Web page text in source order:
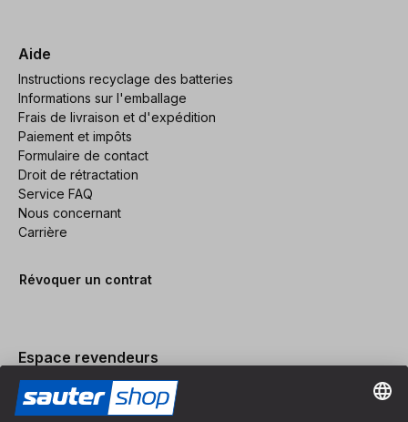
Aide
Instructions recyclage des batteries
Informations sur l'emballage
Frais de livraison et d'expédition
Paiement et impôts
Formulaire de contact
Droit de rétractation
Service FAQ
Nous concernant
Carrière
Révoquer un contrat
Espace revendeurs
Devenir revendeur